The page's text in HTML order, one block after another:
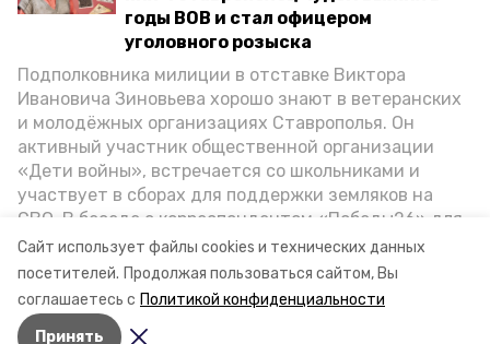
Сайт использует файлы cookies и технических данных
посетителей. Продолжая пользоваться сайтом, Вы
соглашаетесь с Политикой конфиденциальности
Принять
годы ВОВ и стал офицером
уголовного розыска
Подполковника милиции в отставке Виктора
Ивановича Зиновьева хорошо знают в ветеранских
и молодёжных организациях Ставрополья. Он
активный участник общественной организации
«Дети войны», встречается со школьниками и
участвует в сборах для поддержки земляков на
СВО. В беседе с корреспондентом «Победы26» для
спецпроекта «Дети Великой Отечественной»
ветеран рассказал о зверствах оккупантов в годы
ВОВ, о службе в Москве, «богатыре» Фиделе Кастро
и шпионе Пеньковском, о борьбе с криминалом на
Ставрополье.
групп.
Более точная информация о явке и ходе
голосования будет озвучена в
ближайшее время.
Ранее сообщалось, что в день
президентских выборов у
ставропольцевбудет возможность
попасть к врачу «возле дома».